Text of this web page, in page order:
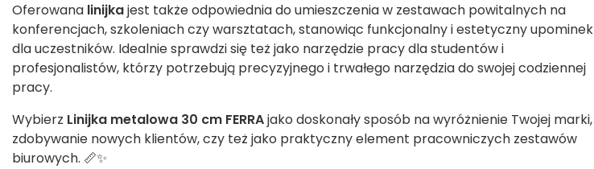
Oferowana linijkajest także odpowiednia do umieszczenia w zestawach powitalnych na
konferencjach, szkoleniach czy warsztatach, stanowiąc funkcjonalny i estetyczny upominek
dla uczestników. Idealnie sprawdzi się też jako narzędzie pracy dla studentów i
profesjonalistów, którzy potrzebują precyzyjnego i trwałego narzędzia do swojej codziennej
pracy.
Wybierz Linijka metalowa 30 cm FERRAjako doskonały sposób na wyróżnienie Twojej marki,
zdobywanie nowych klientów, czy też jako praktyczny element pracowniczych zestawów
biurowych. 📏✨